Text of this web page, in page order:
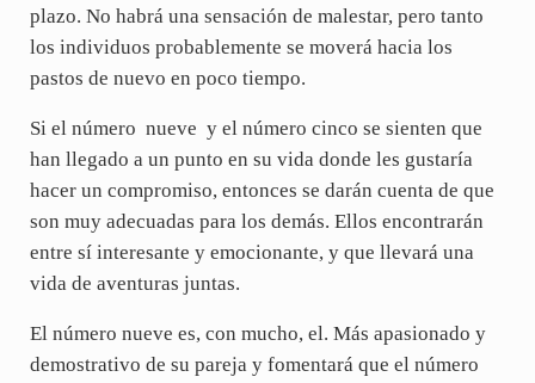
plazo. No habrá una sensación de malestar, pero tanto
los individuos probablemente se moverá hacia los
pastos de nuevo en poco tiempo.
Si el número nueve y el número cinco se sienten que
han llegado a un punto en su vida donde les gustaría
hacer un compromiso, entonces se darán cuenta de que
son muy adecuadas para los demás. Ellos encontrarán
entre sí interesante y emocionante, y que llevará una
vida de aventuras juntas.
El número nueve es, con mucho, el. Más apasionado y
demostrativo de su pareja y fomentará que el número